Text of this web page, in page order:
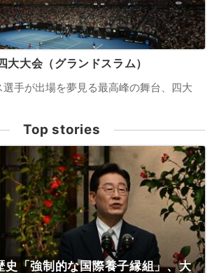
大大会（グランドスラム）
手が出場を夢見る最高峰の舞台、四大
Top stories
史「強制的な国際養子縁組」、大